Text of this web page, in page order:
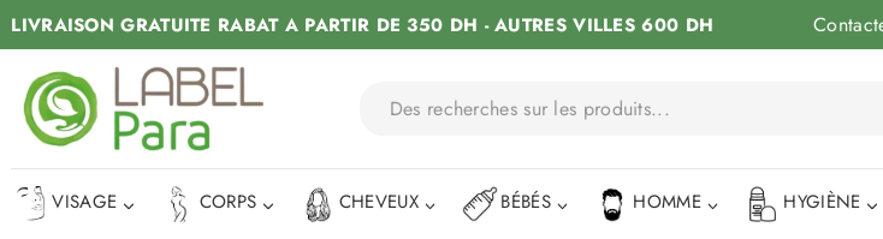
LIVRAISON GRATUITE RABAT A PARTIR DE 350 DH - AUTRES VILLES 600 DH
VISAGE CORPS CHEVEUX BÉBÉS HOMME HYGIÈNE